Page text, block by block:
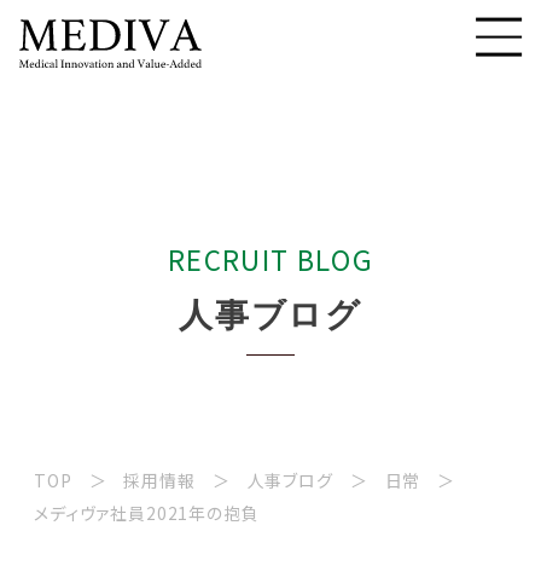
RECRUIT BLOG
人事ブロ グ
TOP 採用情報 人事ブログ
日常
メディヴァ社員2021年の抱負